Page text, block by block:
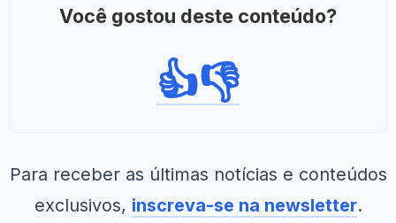
Você gostou deste conteúdo?
👍👎
Para receber as últimas notícias e conteúdos
exclusivos, inscreva-se na newsletter.